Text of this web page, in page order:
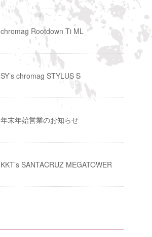
chromag Rootdown Ti ML
SY’s chromag STYLUS S
年末年始営業のお知らせ
KKT’s SANTACRUZ MEGATOWER